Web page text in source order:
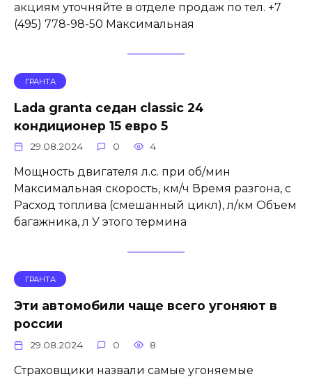
акциям уточняйте в отделе продаж по тел. +7
(495) 778-98-50 Максимальная
ГРАНТА
Lada granta седан classic 24
кондиционер 15 евро 5
29.08.2024 0 4
Мощность двигателя л.с. при об/мин
Максимальная скорость, км/ч Время разгона, с
Расход топлива (смешанный цикл), л/км Объем
багажника, л У этого термина
ГРАНТА
Эти автомобили чаще всего угоняют в
россии
29.08.2024 0 8
Страховщики назвали самые угоняемые